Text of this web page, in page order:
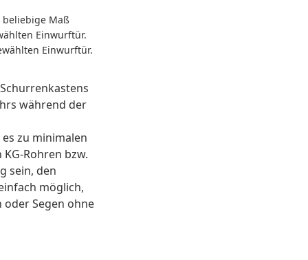
beliebige Maß
Einwurftür.
Einwurftür.
während der
zu minimalen
Rohren bzw.
sein, den
möglich,
Segen ohne